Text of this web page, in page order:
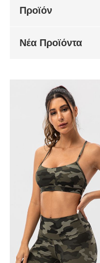
Προϊόν
Νέα Προϊόντα